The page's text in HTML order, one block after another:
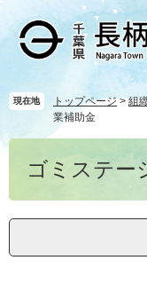
ー
す
ニ
し
文
現在地 トップページ >組
業補助金
ゴミステー